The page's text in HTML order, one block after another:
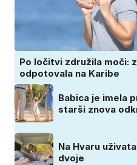
Po ločitvi združila moči:
odpotovala na Karibe
Babica je imela
starši znova
Na Hvaru
dvoje